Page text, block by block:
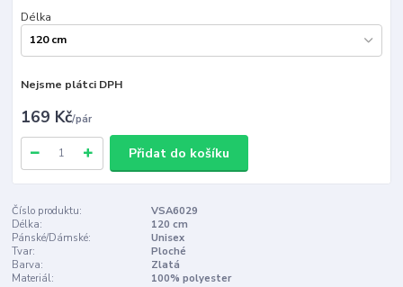
Délka
Nejsme plátci DPH
169 Kč/pár
Přidat do košíku
Číslo produktu:
VSA6029
Délka:
120 cm
Pánské/Dámské:
Unisex
Tvar:
Ploché
Barva:
Zlatá
Materiál:
100% polyester